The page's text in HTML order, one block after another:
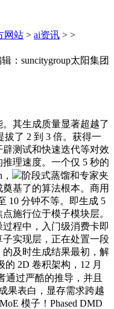
网站 > ai资讯 > >
：suncitygroup太阳集团
其生成质量显著超越了
了 2 到 3 倍。获得一
测试和快速迭代等对效
理速度。一个仅 5 秒的
阶段式蒸馏和专家夹
基了的算法根本。商用
10 分钟不等。即生成 5
施行位于模子模块层。
程中，入门级消费卡即
实现层，正在处置一段
的及时生成结果最初，解
2D 卷积架构，12 月
通过严酷的推导，并且
果表白，显存需求跨越
模子！Phased DMD